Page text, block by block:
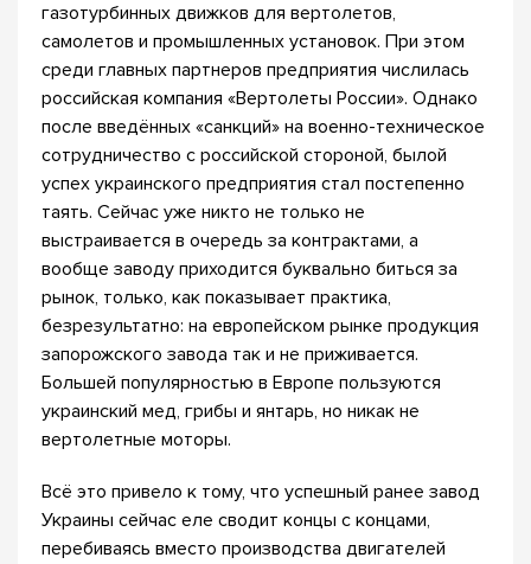
газотурбинных движков для вертолетов,
самолетов и промышленных установок. При этом
среди главных партнеров предприятия числилась
российская компания «Вертолеты России». Однако
после введённых «санкций» на военно-техническое
сотрудничество с российской стороной, былой
успех украинского предприятия стал постепенно
таять. Сейчас уже никто не только не
выстраивается в очередь за контрактами, а
вообще заводу приходится буквально биться за
рынок, только, как показывает практика,
безрезультатно: на европейском рынке продукция
запорожского завода так и не приживается.
Большей популярностью в Европе пользуются
украинский мед, грибы и янтарь, но никак не
вертолетные моторы.
Всё это привело к тому, что успешный ранее завод
Украины сейчас еле сводит концы с концами,
перебиваясь вместо производства двигателей